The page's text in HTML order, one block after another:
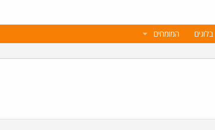
בלוגים המומחים